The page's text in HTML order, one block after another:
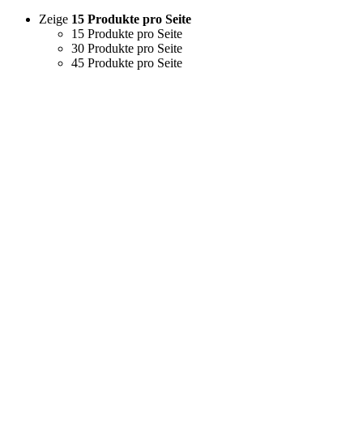
Zeige 15 Produkte pro Seite
15 Produkte pro Seite
30 Produkte pro Seite
45 Produkte pro Seite